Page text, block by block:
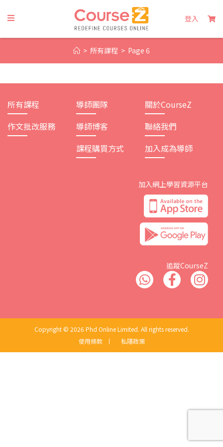
content
登入
> 所有課程 > Page 6
所有課程
作文批改服務
導師團隊
導師博客
課程購買方式
關於CourseZ
聯絡我們
加入成為導師
加入網上學習資源平台
追蹤CourseZ
Copyright © 2026 Phd Online Limited. All rights reserved.
使用條款
丨 私隱政策